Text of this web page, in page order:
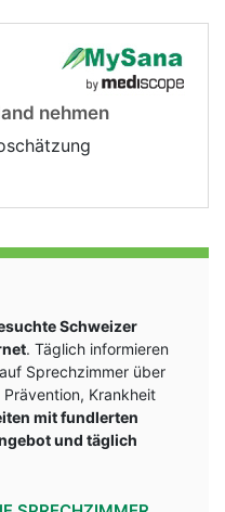
nehmen
Schweizer
. Täglich informieren
auf Sprechzimmer über
Krankheit
mit fundlerten
und täglich